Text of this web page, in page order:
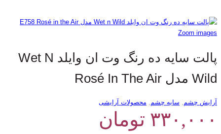
Zoom images
پالت سایه ده رنگ وت ان وایلد Wet N
Wild مدل Rosé In The Air
آرایش چشم سایه چشم محصولات آرایشی
۳۳۰,۰۰۰ تومان